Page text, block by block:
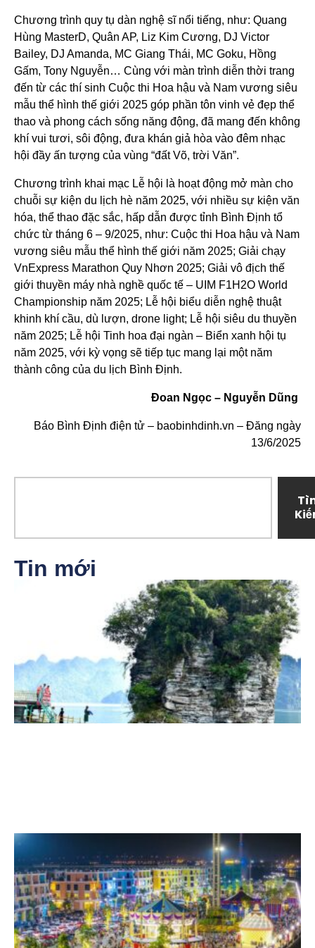
Chương trình quy tụ dàn nghệ sĩ nổi tiếng, như: Quang
Hùng MasterD, Quân AP, Liz Kim Cương, DJ Victor
Bailey, DJ Amanda, MC Giang Thái, MC Goku, Hồng
Gấm, Tony Nguyễn… Cùng với màn trình diễn thời trang
đến từ các thí sinh Cuộc thi Hoa hậu và Nam vương siêu
mẫu thể hình thế giới 2025 góp phần tôn vinh vẻ đẹp thể
thao và phong cách sống năng động, đã mang đến không
khí vui tươi, sôi động, đưa khán giả hòa vào đêm nhạc
hội đầy ấn tượng của vùng “đất Võ, trời Văn”.
Chương trình khai mạc Lễ hội là hoạt động mở màn cho
chuỗi sự kiện du lịch hè năm 2025, với nhiều sự kiện văn
hóa, thể thao đặc sắc, hấp dẫn được tỉnh Bình Định tổ
chức từ tháng 6 – 9/2025, như: Cuộc thi Hoa hậu và Nam
vương siêu mẫu thể hình thế giới năm 2025; Giải chạy
VnExpress Marathon Quy Nhơn 2025; Giải vô địch thế
giới thuyền máy nhà nghề quốc tế – UIM F1H2O World
Championship năm 2025; Lễ hội biểu diễn nghệ thuật
khinh khí cầu, dù lượn, drone light; Lễ hội siêu du thuyền
năm 2025; Lễ hội Tinh hoa đại ngàn – Biển xanh hội tụ
năm 2025, với kỳ vọng sẽ tiếp tục mang lại một năm
thành công của du lịch Bình Định.
Đoan Ngọc – Nguyễn Dũng
Báo Bình Định điện tử – baobinhdinh.vn – Đăng ngày
13/6/2025
Tin mới